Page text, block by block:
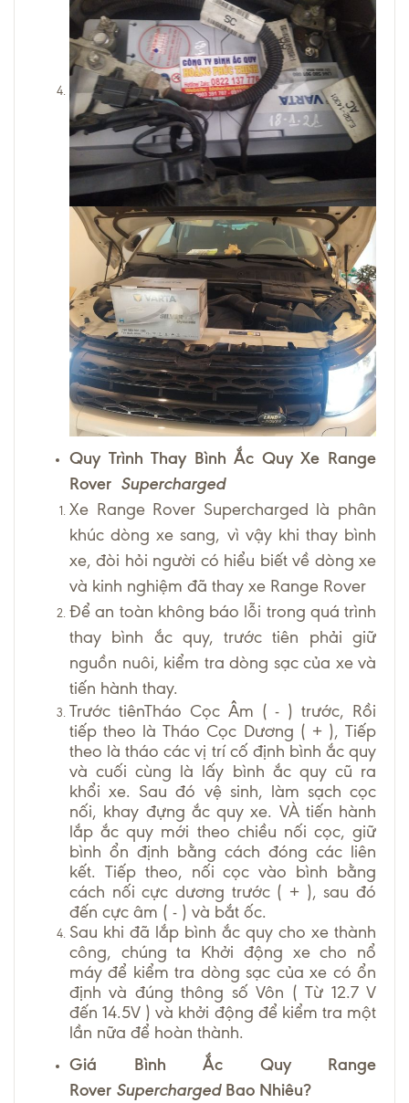
Quy Trình Thay Bình Ắc Quy Xe Range
Rover Supercharged
Xe Range Rover Supercharged là phân
khúc dòng xe sang, vì vậy khi thay bình
xe, đòi hỏi người có hiểu biết về dòng xe
và kinh nghiệm đã thay xe Range Rover
Để an toàn không báo lỗi trong quá trình
thay bình ắc quy, trước tiên phải giữ
nguồn nuôi, kiểm tra dòng sạc của xe và
tiến hành thay.
Trước tiênTháo Cọc Âm ( - ) trước, Rồi
tiếp theo là Tháo Cọc Dương ( + ), Tiếp
theo là tháo các vị trí cố định bình ắc quy
và cuối cùng là lấy bình ắc quy cũ ra
khổi xe. Sau đó vệ sinh, làm sạch cọc
nối, khay đựng ắc quy xe. VÀ tiến hành
lắp ắc quy mới theo chiều nối cọc, giữ
bình ổn định bằng cách đóng các liên
kết. Tiếp theo, nối cọc vào bình bằng
cách nối cực dương trước ( + ), sau đó
đến cực âm ( - ) và bắt ốc.
Sau khi đã lắp bình ắc quy cho xe thành
công, chúng ta Khởi động xe cho nổ
máy để kiểm tra dòng sạc của xe có ổn
định và đúng thông số Vôn ( Từ 12.7 V
đến 14.5V ) và khởi động để kiểm tra một
lần nữa để hoàn thành.
Giá Bình Ắc Quy Range
Rover Supercharged Bao Nhiêu?